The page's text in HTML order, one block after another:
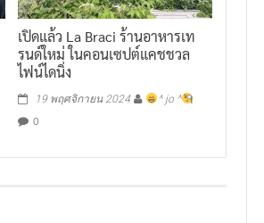
เปิดแล้ว La Braci ร้านอาหารเท
รนด์ใหม่ ในคอนเซปต์แคชชวล
ไฟน์ไดนิ่ง
19 พฤศจิกายน 2024 ^ jo ^
0